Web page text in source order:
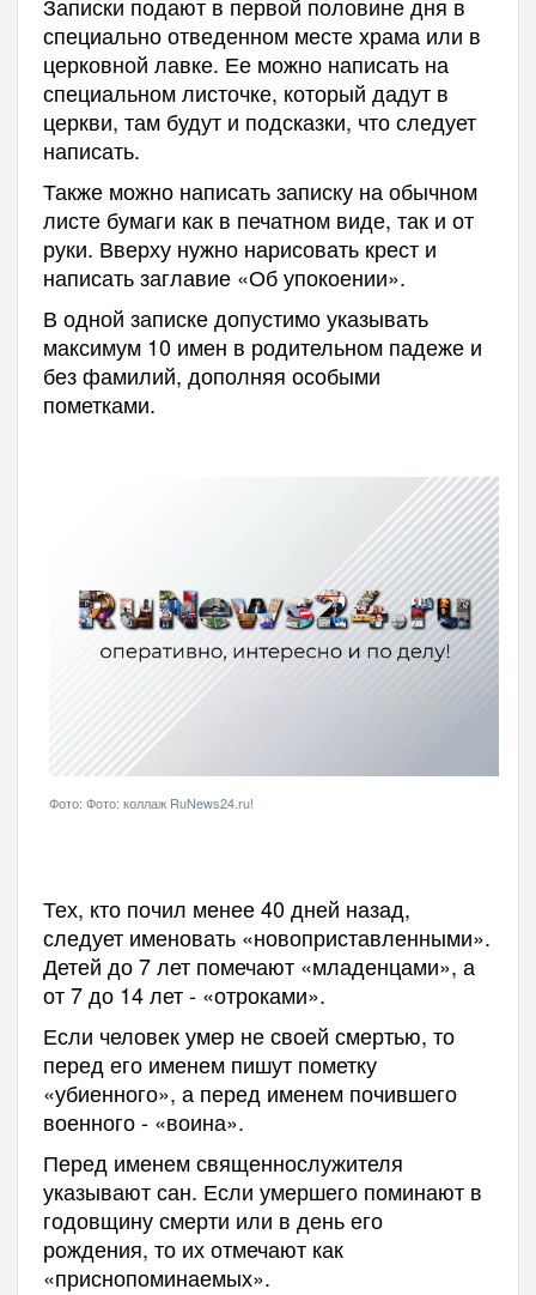
специально отведенном месте храма или в
церковной лавке. Ее можно написать на
специальном листочке, который дадут в
церкви, там будут и подсказки, что следует
написать.
Также можно написать записку на обычном
листе бумаги как в печатном виде, так и от
руки. Вверху нужно нарисовать крест и
написать заглавие «Об упокоении».
В одной записке допустимо указывать
максимум 10 имен в родительном падеже и
без фамилий, дополняя особыми
пометками.
Фото: Фото: коллаж RuNews24.ru!
Тех, кто почил менее 40 дней назад,
следует именовать «новоприставленными».
Детей до 7 лет помечают «младенцами», а
от 7 до 14 лет - «отроками».
Если человек умер не своей смертью, то
перед его именем пишут пометку
«убиенного», а перед именем почившего
военного - «воина».
Перед именем священнослужителя
указывают сан. Если умершего поминают в
годовщину смерти или в день его
рождения, то их отмечают как
«приснопоминаемых».